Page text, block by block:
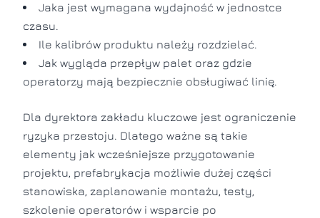
Jaka jest wymagana wydajność w jednostce
czasu.
Ile kalibrów produktu należy rozdzielać.
Jak wygląda przepływ palet oraz gdzie
operatorzy mają bezpiecznie obsługiwać linię.
Dla dyrektora zakładu kluczowe jest ograniczenie
ryzyka przestoju. Dlatego ważne są takie
elementy jak wcześniejsze przygotowanie
projektu, prefabrykacja możliwie dużej części
stanowiska, zaplanowanie montażu, testy,
szkolenie operatorów i wsparcie po